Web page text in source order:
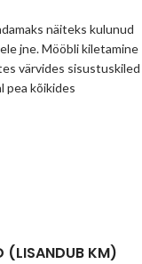
näiteks kulunud
jne. Mööbli kiletamine
värvides sisustuskiled
pea kõikides
(LISANDUB KM)